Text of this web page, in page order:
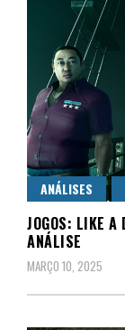
ANÁLISES
JOGOS: LIKE A
ANÁLISE
MARÇO 10, 2025